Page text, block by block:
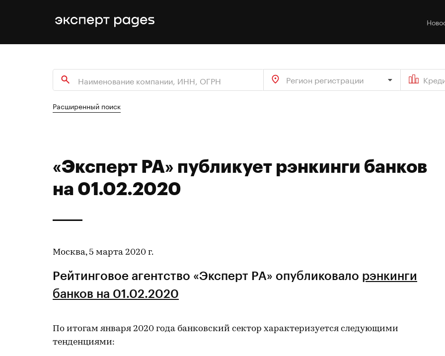
Регион регистрации
Расширенный поиск
«Эксперт РА» публикует рэнкинги банков
на 01.02.2020
Москва, 5 марта 2020 г.
Рейтинговое агентство «Эксперт РА» опубликовало рэнкинги
банков на 01.02.2020
По итогам января 2020 года банковский сектор характеризуется следующими
тенденциями: